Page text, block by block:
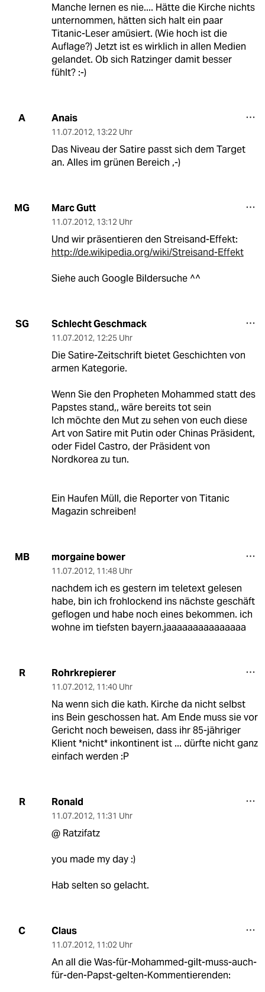
Manche lernen es nie.... Hätte die Kirche nichts
unternommen, hätten sich halt ein paar
Titanic-Leser amüsiert. (Wie hoch ist die
Auflage?) Jetzt ist es wirklich in allen Medien
gelandet. Ob sich Ratzinger damit besser
fühlt? :-)
A Anais
11.07.2012, 13:22 Uhr
Das Niveau der Satire passt sich dem Target
an. Alles im grünen Bereich ,-)
MG Marc Gutt
11.07.2012, 13:12 Uhr
Und wir präsentieren den Streisand-Effekt:
http://de.wikipedia.org/wiki/Streisand-Effekt
Siehe auch Google Bildersuche ^^
SG Schlecht Geschmack
11.07.2012, 12:25 Uhr
Die Satire-Zeitschrift bietet Geschichten von
armen Kategorie.
Wenn Sie den Propheten Mohammed statt des
Papstes stand,, wäre bereits tot sein
Ich möchte den Mut zu sehen von euch diese
Art von Satire mit Putin oder Chinas Präsident,
oder Fidel Castro, der Präsident von
Nordkorea zu tun.
Ein Haufen Müll, die Reporter von Titanic
Magazin schreiben!
MB morgaine bower
11.07.2012, 11:48 Uhr
nachdem ich es gestern im teletext gelesen
habe, bin ich frohlockend ins nächste geschäft
geflogen und habe noch eines bekommen. ich
wohne im tiefsten bayern.jaaaaaaaaaaaaaaa
R Rohrkrepierer
11.07.2012, 11:40 Uhr
Na wenn sich die kath. Kirche da nicht selbst
ins Bein geschossen hat. Am Ende muss sie vor
Gericht noch beweisen, dass ihr 85-jähriger
Klient *nicht* inkontinent ist ... dürfte nicht ganz
einfach werden :P
R Ronald
11.07.2012, 11:31 Uhr
@ Ratzifatz
you made my day :)
Hab selten so gelacht.
C Claus
11.07.2012, 11:02 Uhr
An all die Was-für-Mohammed-gilt-muss-auch-
für-den-Papst-gelten-Kommentierenden: